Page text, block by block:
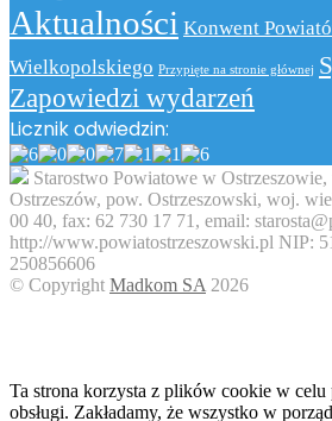
Aktualności Konwent
Wielkopolskiego Przypięte na stronie głównej
Zapowiedzi wydarzeń
Licznik odwiedzin:
Starostwo Powiatowe w
Ostrzeszów, pow. Ostrzeszowski, woj.
00 40, fax: 62 730 17 71, email:
http://www.powiatostrzeszowski.pl NIP:
250856606
© Copyright Madkom SA 2026
Ta strona korzysta z plików cookie w celu
obsługi. Zakładamy, że wszystko w